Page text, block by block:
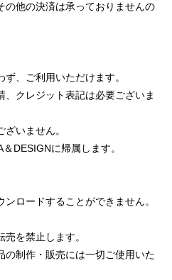
の他の決済は承っておりませんの
ず、ご利用いただけます。
、クレジット表記は必要ございま
ざいません。
DESIGNに帰属します。
ンロードすることができません。
売を禁止します。
の制作・販売には一切ご使用いた